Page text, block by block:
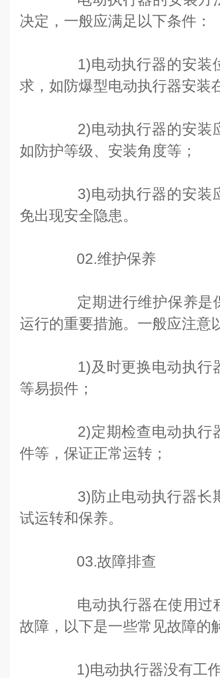
决定，一般应满足以下条件：
1)电动执行器的安装
求，如防爆型电动执行器安装
2)电动执行器的安装
如防护等级、安装角度等；
3)电动执行器的安装
免出现安全隐患。
02.维护保养
定期进行维护保养是
运行的重要措施。一般应注意
1)及时更换电动执行
等易损件；
2)定期检查电动执行
件等，保证正常运转；
3)防止电动执行器长
试运转和保养。
03.故障排查
电动执行器在使用过
故障，以下是一些常见故障的
1)电动执行器没有工